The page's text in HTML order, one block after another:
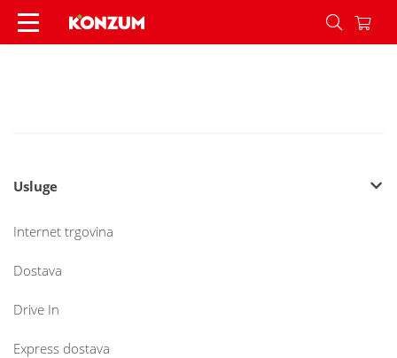
NOVO-LICE-MOGA-DOMA - Konzum
Usluge
Internet trgovina
Dostava
Drive In
Express dostava